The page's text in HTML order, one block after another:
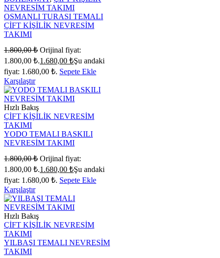
NEVRESİM TAKIMI
OSMANLI TURASI TEMALI
ÇİFT KİŞİLİK NEVRESİM
TAKIMI
1.800,00₺ Orijinal fiyat:
1.800,00 ₺.1.680,00 ₺Şu andaki
fiyat: 1.680,00 ₺. Sepete Ekle
Karşılaştır
Hızlı Bakış
ÇİFT KİŞİLİK NEVRESİM
TAKIMI
YODO TEMALI BASKILI
NEVRESİM TAKIMI
1.800,00₺ Orijinal fiyat:
1.800,00 ₺.1.680,00 ₺Şu andaki
fiyat: 1.680,00 ₺. Sepete Ekle
Karşılaştır
Hızlı Bakış
ÇİFT KİŞİLİK NEVRESİM
TAKIMI
YILBAŞI TEMALI NEVRESİM
TAKIMI